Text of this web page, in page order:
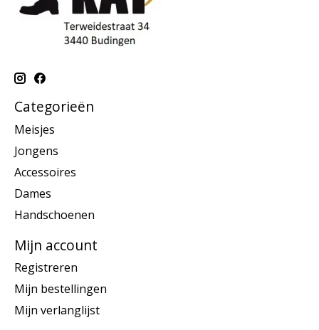
Categorieën
Meisjes
Jongens
Accessoires
Dames
Handschoenen
Mijn account
Registreren
Mijn bestellingen
Mijn verlanglijst